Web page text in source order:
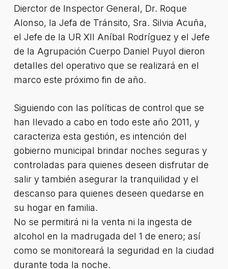
Dierctor de Inspector General, Dr. Roque
Alonso, la Jefa de Tránsito, Sra. Silvia Acuña,
el Jefe de la UR XII Aníbal Rodríguez y el Jefe
de la Agrupación Cuerpo Daniel Puyol dieron
detalles del operativo que se realizará en el
marco este próximo fin de año.
Siguiendo con las políticas de control que se
han llevado a cabo en todo este año 2011, y
caracteriza esta gestión, es intención del
gobierno municipal brindar noches seguras y
controladas para quienes deseen disfrutar de
salir y también asegurar la tranquilidad y el
descanso para quienes deseen quedarse en
su hogar en familia.
No se permitirá ni la venta ni la ingesta de
alcohol en la madrugada del 1 de enero; así
como se monitoreará la seguridad en la ciudad
durante toda la noche.